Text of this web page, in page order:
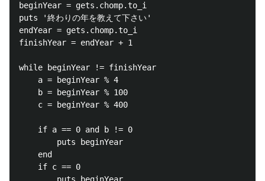
beginYear = gets.chomp.to_i
puts '終わりの年を教えて下さい'
endYear = gets.chomp.to_i
finishYear = endYear + 1
while beginYear != finishYear